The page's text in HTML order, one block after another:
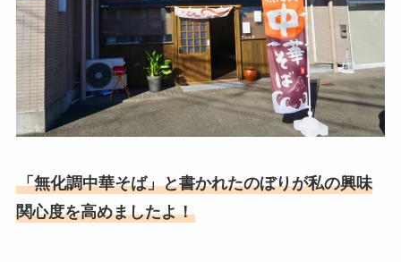
「無化調中華そば」と書かれたのぼりが私の興味
関心度を高めましたよ！